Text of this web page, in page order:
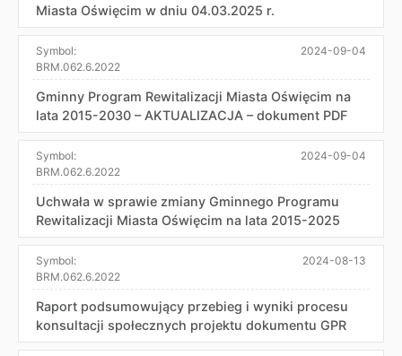
Miasta Oświęcim w dniu 04.03.2025 r.
Symbol:
BRM.062.6.2022
2024-09-04
Gminny Program Rewitalizacji Miasta Oświęcim na
lata 2015-2030 – AKTUALIZACJA – dokument PDF
Symbol:
BRM.062.6.2022
2024-09-04
Uchwała w sprawie zmiany Gminnego Programu
Rewitalizacji Miasta Oświęcim na lata 2015-2025
Symbol:
BRM.062.6.2022
2024-08-13
Raport podsumowujący przebieg i wyniki procesu
konsultacji społecznych projektu dokumentu GPR